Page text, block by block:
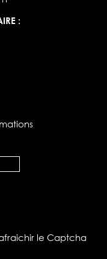
: